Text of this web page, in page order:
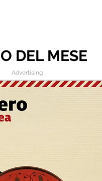
DEL MESE
Advertising